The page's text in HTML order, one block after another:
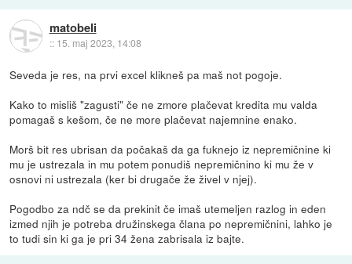
matobeli
:: 15. maj 2023, 14:08
Seveda je res, na prvi excel klikneš pa maš not pogoje.
Kako to misliš "zagusti" če ne zmore plačevat kredita mu valda
pomagaš s kešom, če ne more plačevat najemnine enako.
Morš bit res ubrisan da počakaš da ga fuknejo iz nepremičnine ki
mu je ustrezala in mu potem ponudiš nepremičnino ki mu že v
osnovi ni ustrezala (ker bi drugače že živel v njej).
Pogodbo za ndč se da prekinit če imaš utemeljen razlog in eden
izmed njih je potreba družinskega člana po nepremičnini, lahko je
to tudi sin ki ga je pri 34 žena zabrisala iz bajte.